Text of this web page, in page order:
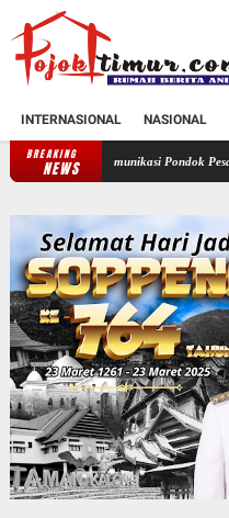
INTERNASIONAL NASIONAL
BREAKING
NEWSPondok Pesantren Soppeng